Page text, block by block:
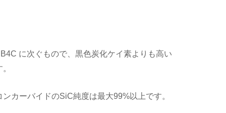
に次ぐもので、黒色炭化ケイ素よりも高い
カーバイドのSiC純度は最大99%以上です。